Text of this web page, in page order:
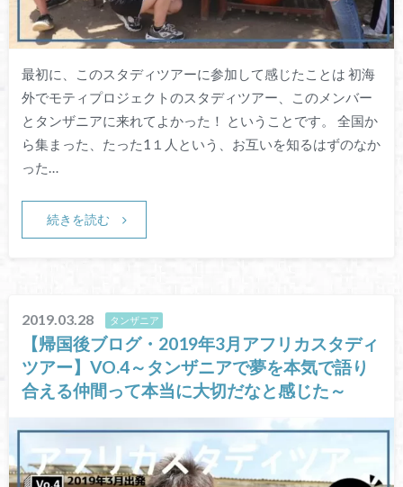
最初に、このスタディツアーに参加して感じたことは 初海
外でモティプロジェクトのスタディツアー、このメンバー
とタンザニアに来れてよかった！ ということです。 全国か
ら集まった、たった1１人という、お互いを知るはずのなか
った…
続きを読む
2019.03.28 タンザニア
【帰国後ブログ・2019年3月アフリカスタディ
ツアー】VO.4～タンザニアで夢を本気で語り
合える仲間って本当に大切だなと感じた～